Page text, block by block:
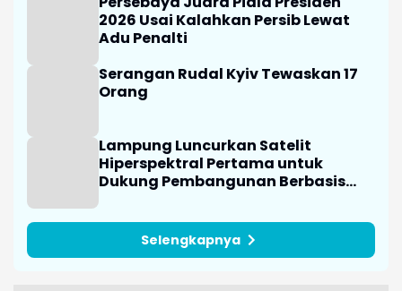
2026 Usai Kalahkan Persib Lewat
Adu Penalti
Serangan Rudal Kyiv Tewaskan 17
Orang
Lampung Luncurkan Satelit
Hiperspektral Pertama untuk
Dukung Pembangunan Berbasis
Selengkapnya